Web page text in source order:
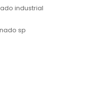
industrial
sp